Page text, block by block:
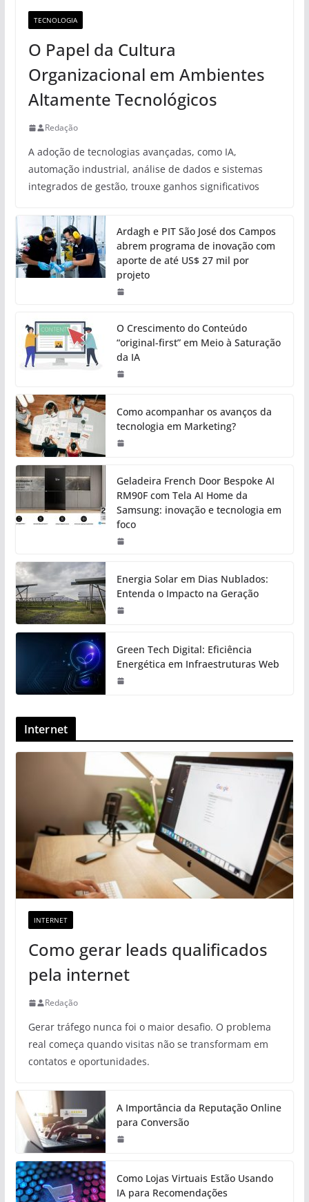
TECNOLOGIA
O Papel da Cultura
Organizacional em Ambientes
Altamente Tecnológicos
Redação
A adoção de tecnologias avançadas, como IA,
automação industrial, análise de dados e sistemas
integrados de gestão, trouxe ganhos significativos
Ardagh e PIT São José dos Campos
abrem programa de inovação com
aporte de até US$ 27 mil por
projeto
O Crescimento do Conteúdo
“original-first” em Meio à Saturação
da IA
Como acompanhar os avanços da
tecnologia em Marketing?
Geladeira French Door Bespoke AI
RM90F com Tela AI Home da
Samsung: inovação e tecnologia em
foco
Energia Solar em Dias Nublados:
Entenda o Impacto na Geração
Green Tech Digital: Eficiência
Energética em Infraestruturas Web
Internet
INTERNET
Como gerar leads qualificados
pela internet
Redação
Gerar tráfego nunca foi o maior desafio. O problema
real começa quando visitas não se transformam em
contatos e oportunidades.
A Importância da Reputação Online
para Conversão
Como Lojas Virtuais Estão Usando
IA para Recomendações